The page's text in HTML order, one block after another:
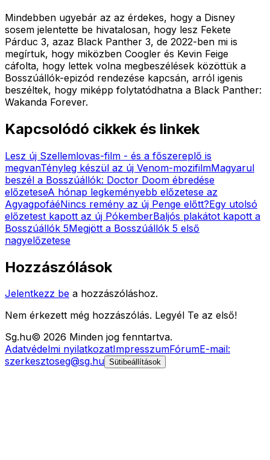
Mindebben ugyebár az az érdekes, hogy a Disney
sosem jelentette be hivatalosan, hogy lesz Fekete
Párduc 3, azaz Black Panther 3, de 2022-ben mi is
megírtuk, hogy miközben Coogler és Kevin Feige
cáfolta, hogy lettek volna megbeszélések közöttük a
Bosszúállók-epizód rendezése kapcsán, arról igenis
beszéltek, hogy miképp folytatódhatna a Black Panther:
Wakanda Forever.
Kapcsolódó cikkek és linkek
Lesz új Szellemlovas-film - és a főszereplő is
megvanTényleg készül az új Venom-mozifilmMagyarul
beszél a Bosszúállók: Doctor Doom ébredése
előzeteseA hónap legkeményebb előzetese az
AgyagpofáéNincs remény az új Penge előtt?Egy utolsó
előzetest kapott az új PókemberBaljós plakátot kapott a
Bosszúállók 5Megjött a Bosszúállók 5 első
nagyelőzetese
Hozzászólások
Jelentkezz be a hozzászóláshoz.
Nem érkezett még hozzászólás. Legyél Te az első!
Sg.hu© 2026 Minden jog fenntartva.
Adatvédelmi nyilatkozatImpresszumFórumE-mail:
szerkesztoseg@sg.hu Sütibeállítások